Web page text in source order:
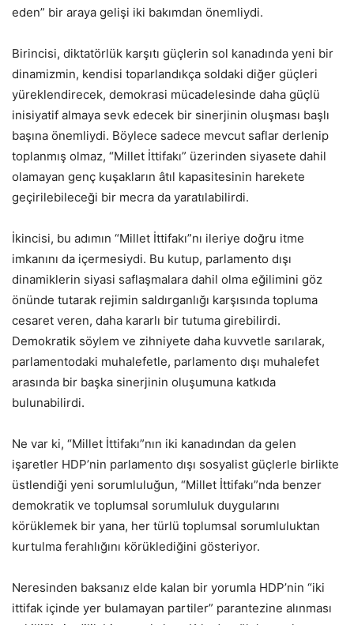
eden” bir araya gelişi iki bakımdan önemliydi.
Birincisi, diktatörlük karşıtı güçlerin sol kanadında yeni bir
dinamizmin, kendisi toparlandıkça soldaki diğer güçleri
yüreklendirecek, demokrasi mücadelesinde daha güçlü
inisiyatif almaya sevk edecek bir sinerjinin oluşması başlı
başına önemliydi. Böylece sadece mevcut saflar derlenip
toplanmış olmaz, “Millet İttifakı” üzerinden siyasete dahil
olamayan genç kuşakların âtıl kapasitesinin harekete
geçirilebileceği bir mecra da yaratılabilirdi.
İkincisi, bu adımın “Millet İttifakı”nı ileriye doğru itme
imkanını da içermesiydi. Bu kutup, parlamento dışı
dinamiklerin siyasi saflaşmalara dahil olma eğilimini göz
önünde tutarak rejimin saldırganlığı karşısında topluma
cesaret veren, daha kararlı bir tutuma girebilirdi.
Demokratik söylem ve zihniyete daha kuvvetle sarılarak,
parlamentodaki muhalefetle, parlamento dışı muhalefet
arasında bir başka sinerjinin oluşumuna katkıda
bulunabilirdi.
Ne var ki, “Millet İttifakı”nın iki kanadından da gelen
işaretler HDP’nin parlamento dışı sosyalist güçlerle birlikte
üstlendiği yeni sorumluluğun, “Millet İttifakı”nda benzer
demokratik ve toplumsal sorumluluk duygularını
körüklemek bir yana, her türlü toplumsal sorumluluktan
kurtulma ferahlığını körüklediğini gösteriyor.
Neresinden baksanız elde kalan bir yorumla HDP’nin “iki
ittifak içinde yer bulamayan partiler” parantezine alınması